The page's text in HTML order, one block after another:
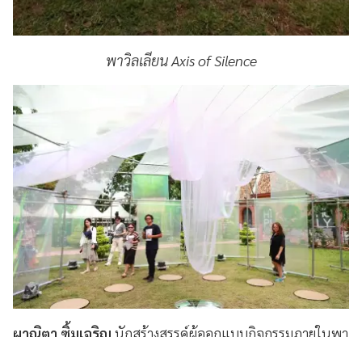
พาวิลเลียน Axis of Silence
ผาณิตา ซิ้มเจริญ นักสร้างสรรค์ผู้ออกแบบกิจกรรมภายในพา